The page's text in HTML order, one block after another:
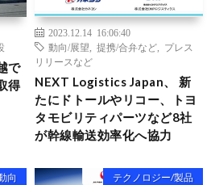
で
得
2023.12.14 16:06:40
動向/展望
提携/合弁など
プレス
リリースなど
NEXT Logistics Japan、 新
たにドトールやリコー、トヨ
タモビリティパーツなど8社
が幹線輸送効率化へ協力
向
テクノロジー/製品